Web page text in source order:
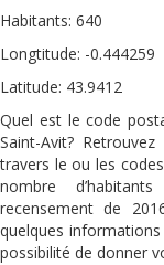
Habitants: 640
Longtitude: -0.444259
Latitude: 43.9412
Quel est le code
Saint-Avit?
travers le ou les
nombre
recensement de
quelques
possibilité de donner